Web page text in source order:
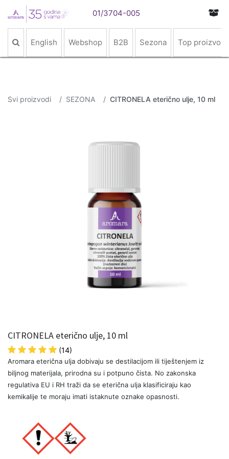
01/3704-005
English Webshop B2B Sezona Top proizvodi
Svi proizvodi SEZONA CITRONELA eterično ulje, 10 ml
CITRONELA eterično ulje, 10 ml
(14)
Aromara eterična ulja dobivaju se destilacijom ili tiještenjem iz
biljnog materijala, prirodna su i potpuno čista. No zakonska
regulativa EU i RH traži da se eterična ulja klasificiraju kao
kemikalije te moraju imati istaknute oznake opasnosti.